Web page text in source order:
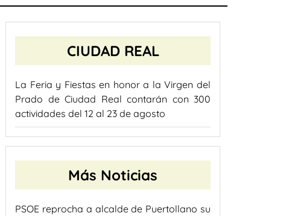
CIUDAD REAL
La Feria y Fiestas en honor a la Virgen del
Prado de Ciudad Real contarán con 300
actividades del 12 al 23 de agosto
Más Noticias
PSOE reprocha a alcalde de Puertollano su